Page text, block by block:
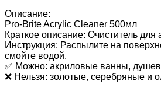
Описание:
Pro-Brite Acrylic Cleaner 500мл
Краткое описание: Очиститель
Инструкция: Распылите на
смойте водой.
✅ Можно: акриловые ванны,
❌ Нельзя: золотые, серебряные и